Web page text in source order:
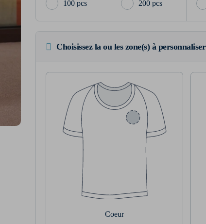
100 pcs 200 pcs
Choisissez la ou les zone(s) à personnaliser
Coeur